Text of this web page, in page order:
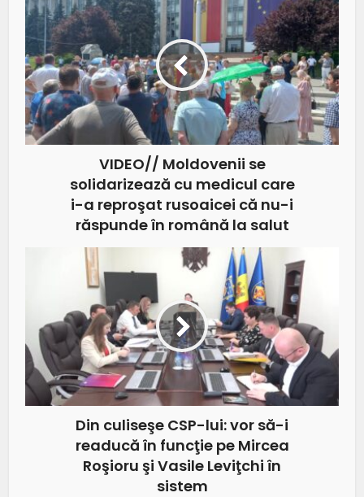
VIDEO// Moldovenii se
solidarizează cu medicul care
i-a reproşat rusoaicei că nu-i
răspunde în română la salut
Din culiseşe CSP-lui: vor să-i
readucă în funcţie pe Mircea
Roşioru şi Vasile Leviţchi în
sistem